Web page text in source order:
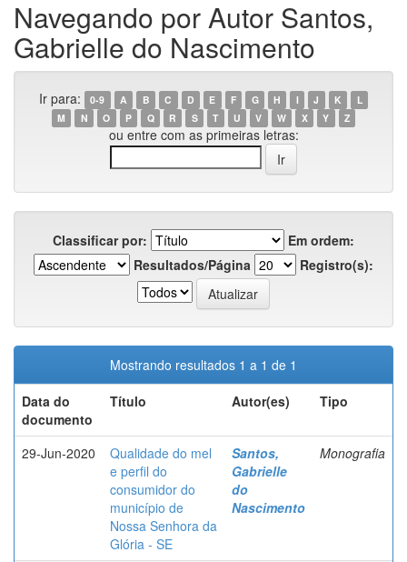
Navegando por Autor Santos,
Gabrielle do Nascimento
Ir para: 0-9 A B C D E F G H I J K
L
M
N O P Q R S T U V W X Y Z
ou entre com as primeiras letras:
Classificar por:
Em ordem:
Resultados/Página
Registro(s):
Mostrando resultados 1 a 1 de 1
Data do
documento
Título Autor(es) Tipo
29-Jun-2020
Qualidade do mel
e perfil do
consumidor do
município de
Nossa Senhora da
Glória - SE
Santos,
Gabrielle
do
Nascimento
Monografia